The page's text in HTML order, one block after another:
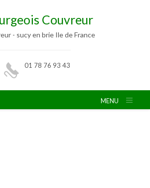
Couvreur
- sucy en brie Ile de France
01 78 76 93 43
MENU